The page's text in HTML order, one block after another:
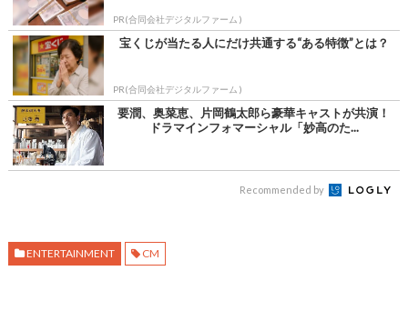
PR(合同会社デジタルファーム )
宝くじが当たる人にだけ共通する“ある特徴”とは？
PR(合同会社デジタルファーム )
要潤、奥菜恵、片岡鶴太郎ら豪華キャストが共演！
ドラマインフォマーシャル「妙高のた...
Recommended by
ENTERTAINMENT CM